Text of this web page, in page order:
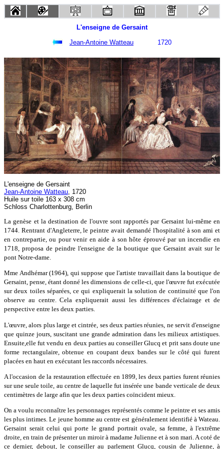
L'enseigne de Gersaint
Jean-Antoine Watteau
1720
L'enseigne de Gersaint
Jean-Antoine Watteau , 1720
Huile sur toile 163 x 308 cm
Schloss Charlottenburg, Berlin
La genèse et la destination de l'ouvre sont rapportés par Gersaint lui-même en
1744. Rentrant d'Angleterre, le peintre avait demandé l'hospitalité à son ami et
en contrepartie, ou pour venir en aide à son hôte éprouvé par un incendie en
1718, proposa de peindre l'enseigne de la boutique que Gersaint avait sur le
pont Notre-dame.
Mme Andhémar (1964), qui suppose que l'artiste travaillait dans la boutique de
Gersaint, pense, étant donné les dimensions de celle-ci, que l'œuvre fut exécutée
sur deux toiles séparées, ce qui expliquerait la solution de continuité que l'on
observe au centre. Cela expliquerait aussi les différences d'éclairage et de
perspective entre les deux parties.
L'œuvre, alors plus large et cintrée, ses deux parties réunies, ne servit d'enseigne
que quinze jours, suscitant une grande admiration dans les milieux artistiques.
Ensuite,elle fut vendu en deux parties au conseiller Glucq et prit sans doute une
forme rectangulaire, obtenue en coupant deux bandes sur le côté qui furent
placées en haut en exécutant les raccords nécessaires.
A l'occasion de la restauration effectuée en 1899, les deux parties furent réunies
sur une seule toile, au centre de laquelle fut insérée une bande verticale de deux
centimètres de large afin que les deux parties coïncident mieux.
On a voulu reconnaître les personnages représentés comme le peintre et ses amis
les plus intimes. Le jeune homme au centre est généralement identifié à Wateau.
Gersaint serait celui qui porte le grand portrait ovale, sa femme, à l'extrême
droite, en train de présenter un miroir à madame Julienne et à son mari. A coté de
ce dernier, debout, le conseiller au parlement Glucq, cousin de Julienne, à